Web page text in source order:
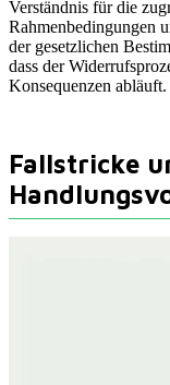
Verständnis für die
Rahmenbedingungen
der gesetzlichen
dass der
Konsequenzen abläuft.
Fallstricke